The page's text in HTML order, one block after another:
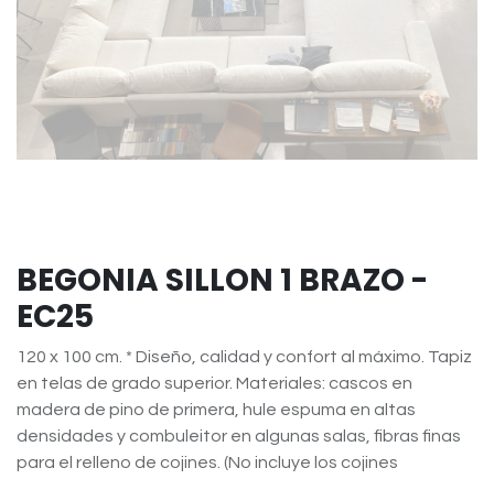
BEGONIA SILLON 1 BRAZO -
EC25
120 x 100 cm. * Diseño, calidad y confort al máximo. Tapiz
en telas de grado superior. Materiales: cascos en
madera de pino de primera, hule espuma en altas
densidades y combuleitor en algunas salas, fibras finas
para el relleno de cojines. (No incluye los cojines